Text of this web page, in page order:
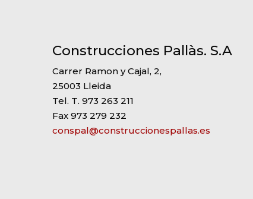
Construcciones Pallàs. S.A
Carrer Ramon y Cajal, 2,
25003 Lleida
Tel. T. 973 263 211
Fax 973 279 232
conspal@construccionespallas.es